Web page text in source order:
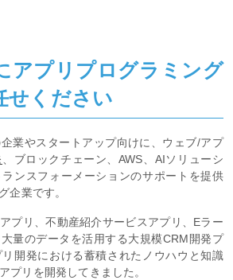
アプリプログラミング
せください
業やスタートアップ向けに、ウェブ/アプ
、ブロックチェーン、AWS、AIソリューシ
ンスフォーメーションのサポートを提供
企業です。
プリ、不動産紹介サービスアプリ、Eラー
量のデータを活用する大規模CRM開発プ
開発における蓄積されたノウハウと知識
プリを開発してきました。